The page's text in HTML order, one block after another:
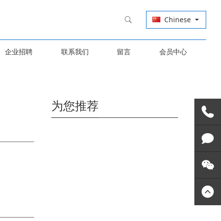
Chinese
企业招聘 联系我们 留言 会员中心
为您推荐
联系我
技术支
关注微
联系我
技术支
关注微